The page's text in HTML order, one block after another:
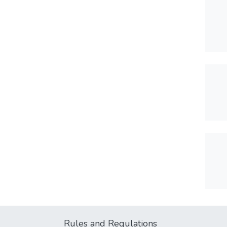
Rules and Regulations